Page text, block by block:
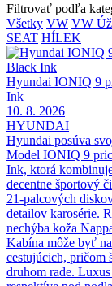
Filtrovať podľa
Všetky VW VW
SEAT HÍLEK
Hyundai IONIQ 9
Ink
10. 8. 2026
HYUNDAI
Hyundai posúva
Model IONIQ 9
Ink, ktorá
decentne športový
21-palcových
detailov karosérie.
nechýba koža
Kabína môže byť
cestujúcich, pričom
druhom rade.